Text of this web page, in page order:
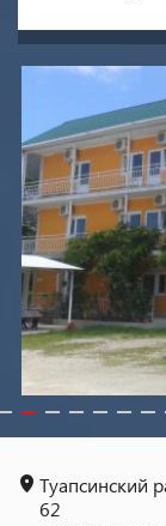
Туапсинский
62